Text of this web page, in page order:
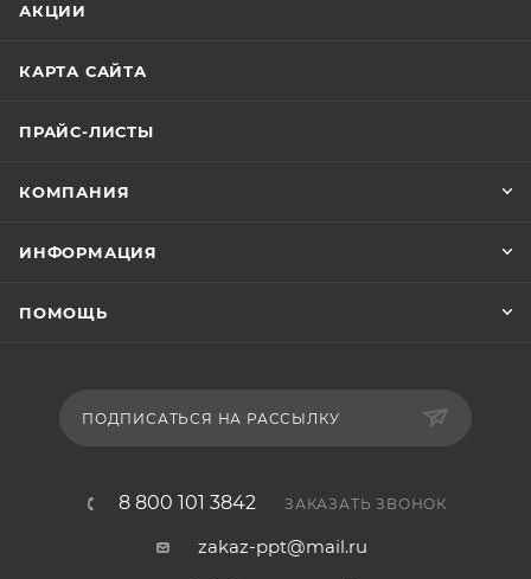
АКЦИИ
КАРТА САЙТА
ПРАЙС-ЛИСТЫ
КОМПАНИЯ
ИНФОРМАЦИЯ
ПОМОЩЬ
ПОДПИСАТЬСЯ НА РАССЫЛКУ
8 800 101 3842 ЗАКАЗАТЬ ЗВОНОК
zakaz-ppt@mail.ru